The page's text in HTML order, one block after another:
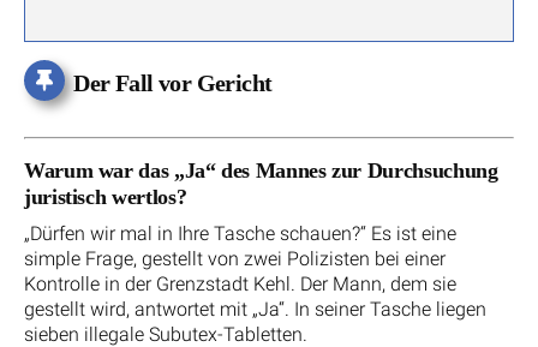
Der Fall vor Gericht
Warum war das „Ja“ des Mannes zur Durchsuchung
juristisch wertlos?
„Dürfen wir mal in Ihre Tasche schauen?“ Es ist eine
simple Frage, gestellt von zwei Polizisten bei einer
Kontrolle in der Grenzstadt Kehl. Der Mann, dem sie
gestellt wird, antwortet mit „Ja“. In seiner Tasche liegen
sieben illegale Subutex-Tabletten.